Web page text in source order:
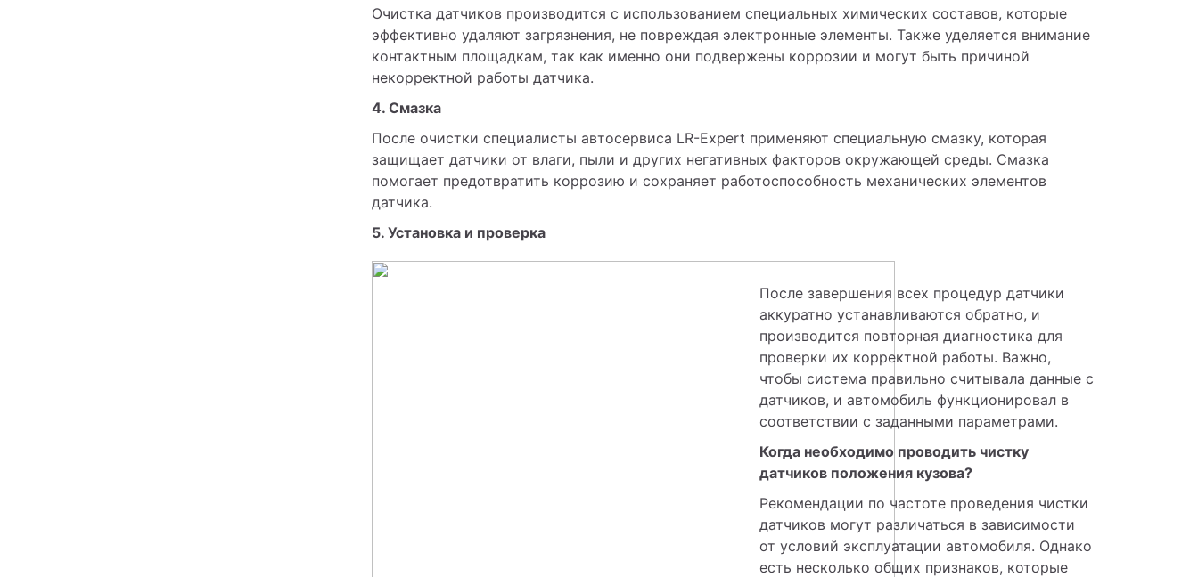
Очистка датчиков производится с использованием специальных химических составов, которые
эффективно удаляют загрязнения, не повреждая электронные элементы. Также уделяется внимание
контактным площадкам, так как именно они подвержены коррозии и могут быть причиной
некорректной работы датчика.
4. Смазка
После очистки специалисты автосервиса LR-Expert применяют специальную смазку, которая
защищает датчики от влаги, пыли и других негативных факторов окружающей среды. Смазка
помогает предотвратить коррозию и сохраняет работоспособность механических элементов
датчика.
5. Установка и проверка
После завершения всех процедур датчики
аккуратно устанавливаются обратно, и
производится повторная диагностика для
проверки их корректной работы. Важно,
чтобы система правильно считывала данные с
датчиков, и автомобиль функционировал в
соответствии с заданными параметрами.
Когда необходимо проводить чистку
датчиков положения кузова?
Рекомендации по частоте проведения чистки
датчиков могут различаться в зависимости
от условий эксплуатации автомобиля. Однако
есть несколько общих признаков, которые